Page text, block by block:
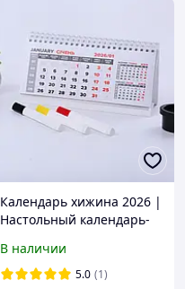
Календарь хижина 2026 |
Настольный календарь-
Календарь на стол
украинский 2026 года
В наличии
5.0 (1)